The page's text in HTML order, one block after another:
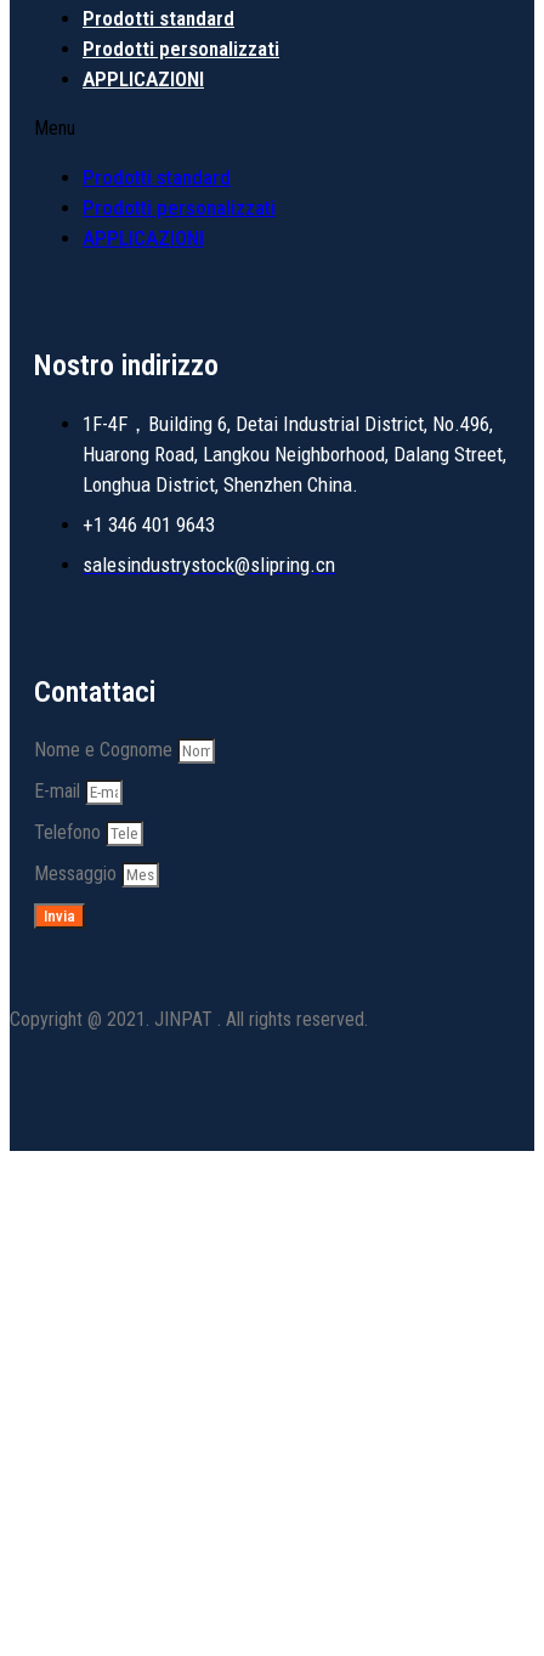
Prodotti standard
Prodotti personalizzati
APPLICAZIONI
Menu
Prodotti standard
Prodotti personalizzati
APPLICAZIONI
Nostro indirizzo
1F-4F，Building 6, Detai Industrial District, No.496,
Huarong Road, Langkou Neighborhood, Dalang Street,
Longhua District, Shenzhen China.
+1 346 401 9643
salesindustrystock@slipring.cn
Contattaci
Nome e Cognome
E-mail
Telefono
Messaggio
Invia
Copyright @ 2021. JINPAT . All rights reserved.